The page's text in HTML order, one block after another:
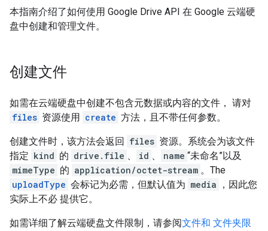
本指南介绍了如何使用 Google Drive API 在 Google 云端硬
盘中创建和管理文件。
创建文件
如需在云端硬盘中创建不包含元数据或内容的文件， 请对
files 资源使用 create 方法，且不带任何参数。
创建文件时，该方法会返回 files 资源。系统会为该文件
指定 kind 的 drive.file 、 id 、 name “未命名”以及
mimeType 的 application/octet-stream 。The
uploadType 会标记为必需，但默认值为 media
，因此您
实际上不必 提供它。
如需详细了解云端硬盘文件限制，请参阅文件和 文件夹限